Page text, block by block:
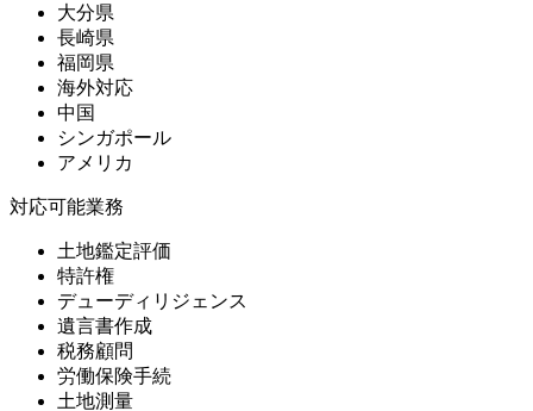
大分県
長崎県
福岡県
海外対応
中国
シンガポール
アメリカ
対応可能業務
土地鑑定評価
特許権
デューディリジェンス
遺言書作成
税務顧問
労働保険手続
土地測量